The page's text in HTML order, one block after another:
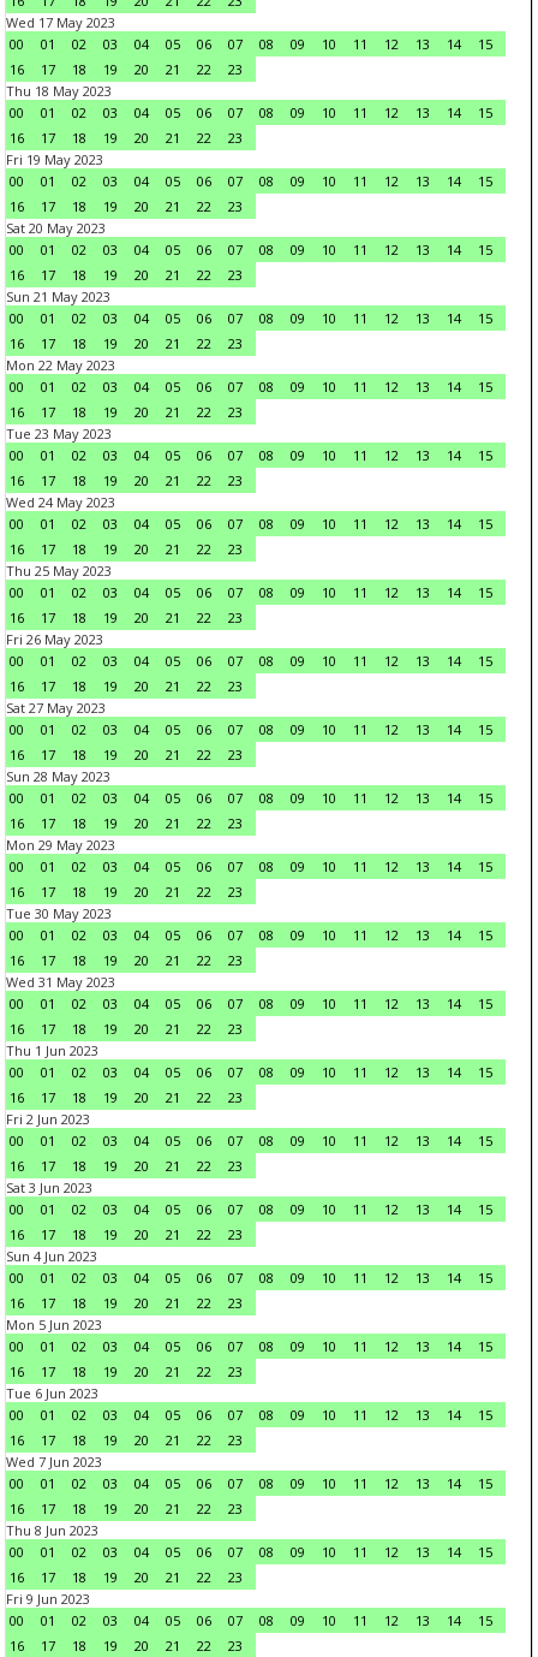
Wed 17 May 2023
00
01 02 03 04 05 06 07 08 09 10 11 12 13 14
15
16
17 18 19 20 21 22
23
Thu 18 May 2023
00
01 02 03 04 05 06 07 08 09 10 11 12 13 14
15
16
17 18 19 20 21 22
23
Fri 19 May 2023
00
01 02 03 04 05 06 07 08 09 10 11 12 13 14
15
16
17 18 19 20 21 22
23
Sat 20 May 2023
00
01 02 03 04 05 06 07 08 09 10 11 12 13 14
15
16
17 18 19 20 21 22
23
Sun 21 May 2023
00
01 02 03 04 05 06 07 08 09 10 11 12 13 14
15
16
17 18 19 20 21 22
23
Mon 22 May 2023
00
01 02 03 04 05 06 07 08 09 10 11 12 13 14
15
16
17 18 19 20 21 22
23
Tue 23 May 2023
00
01 02 03 04 05 06 07 08 09 10 11 12 13 14
15
16
17 18 19 20 21 22
23
Wed 24 May 2023
00
01 02 03 04 05 06 07 08 09 10 11 12 13 14
15
16
17 18 19 20 21 22
23
Thu 25 May 2023
00
01 02 03 04 05 06 07 08 09 10 11 12 13 14
15
16
17 18 19 20 21 22
23
Fri 26 May 2023
00
01 02 03 04 05 06 07 08 09 10 11 12 13 14
15
16
17 18 19 20 21 22
23
Sat 27 May 2023
00
01 02 03 04 05 06 07 08 09 10 11 12 13 14
15
16
17 18 19 20 21 22
23
Sun 28 May 2023
00
01 02 03 04 05 06 07 08 09 10 11 12 13 14
15
16
17 18 19 20 21 22
23
Mon 29 May 2023
00
01 02 03 04 05 06 07 08 09 10 11 12 13 14
15
16
17 18 19 20 21 22
23
Tue 30 May 2023
00
01 02 03 04 05 06 07 08 09 10 11 12 13 14
15
16
17 18 19 20 21 22
23
Wed 31 May 2023
00
01 02 03 04 05 06 07 08 09 10 11 12 13 14
15
16
17 18 19 20 21 22
23
Thu 1 Jun 2023
00
01 02 03 04 05 06 07 08 09 10 11 12 13 14
15
16
17 18 19 20 21 22
23
Fri 2 Jun 2023
00
01 02 03 04 05 06 07 08 09 10 11 12 13 14
15
16
17 18 19 20 21 22
23
Sat 3 Jun 2023
00
01 02 03 04 05 06 07 08 09 10 11 12 13 14
15
16
17 18 19 20 21 22
23
Sun 4 Jun 2023
00
01 02 03 04 05 06 07 08 09 10 11 12 13 14
15
16
17 18 19 20 21 22
23
Mon 5 Jun 2023
00
01 02 03 04 05 06 07 08 09 10 11 12 13 14
15
16
17 18 19 20 21 22
23
Tue 6 Jun 2023
00
01 02 03 04 05 06 07 08 09 10 11 12 13 14
15
16
17 18 19 20 21 22
23
Wed 7 Jun 2023
00
01 02 03 04 05 06 07 08 09 10 11 12 13 14
15
16
17 18 19 20 21 22
23
Thu 8 Jun 2023
00
01 02 03 04 05 06 07 08 09 10 11 12 13 14
15
16
17 18 19 20 21 22
23
Fri 9 Jun 2023
00
01 02 03 04 05 06 07 08 09 10 11 12 13 14
15
16
17 18 19 20 21 22
23